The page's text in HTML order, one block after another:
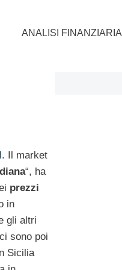
ANALISI FINANZIARIA
. Il market
“, ha
prezzi
in
gli altri
sono poi
Sicilia